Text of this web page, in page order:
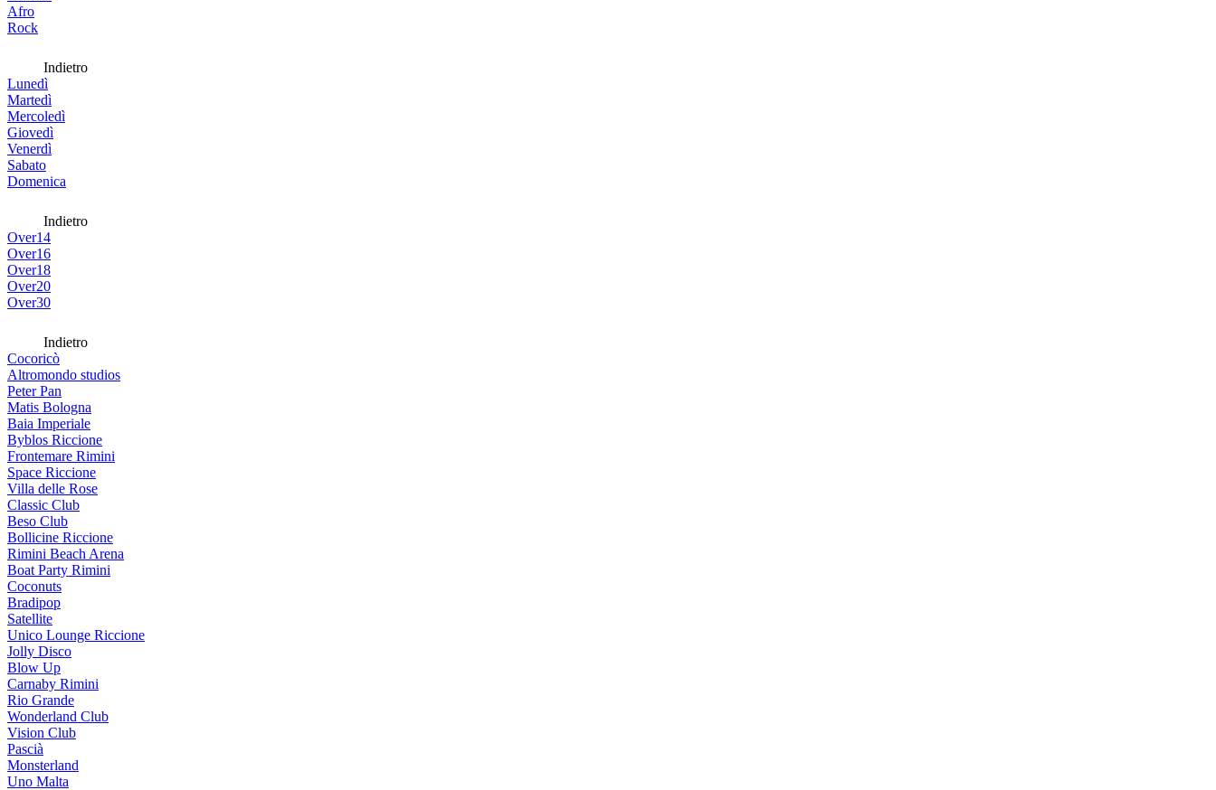
Afro
Rock
Indietro
Lunedì
Martedì
Mercoledì
Giovedì
Venerdì
Sabato
Domenica
Indietro
Over14
Over16
Over18
Over20
Over30
Indietro
Cocoricò
Altromondo studios
Peter Pan
Matis Bologna
Baia Imperiale
Byblos Riccione
Frontemare Rimini
Space Riccione
Villa delle Rose
Classic Club
Beso Club
Bollicine Riccione
Rimini Beach Arena
Boat Party Rimini
Coconuts
Bradipop
Satellite
Unico Lounge Riccione
Jolly Disco
Blow Up
Carnaby Rimini
Rio Grande
Wonderland Club
Vision Club
Pascià
Monsterland
Uno Malta